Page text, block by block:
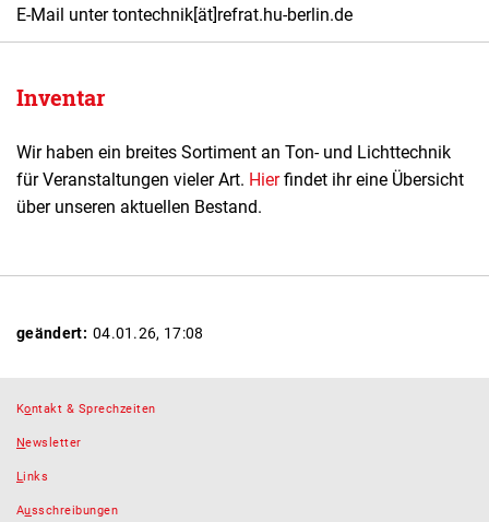
E-Mail unter tontechnik[ät]refrat.hu-berlin.de
Inventar
Wir haben ein breites Sortiment an Ton- und Lichttechnik
für Veranstaltungen vieler Art. Hierfindet ihr eine Übersicht
über unseren aktuellen Bestand.
geändert: 04.01.26, 17:08
Kontakt & Sprechzeiten
Newsletter
Links
Ausschreibungen